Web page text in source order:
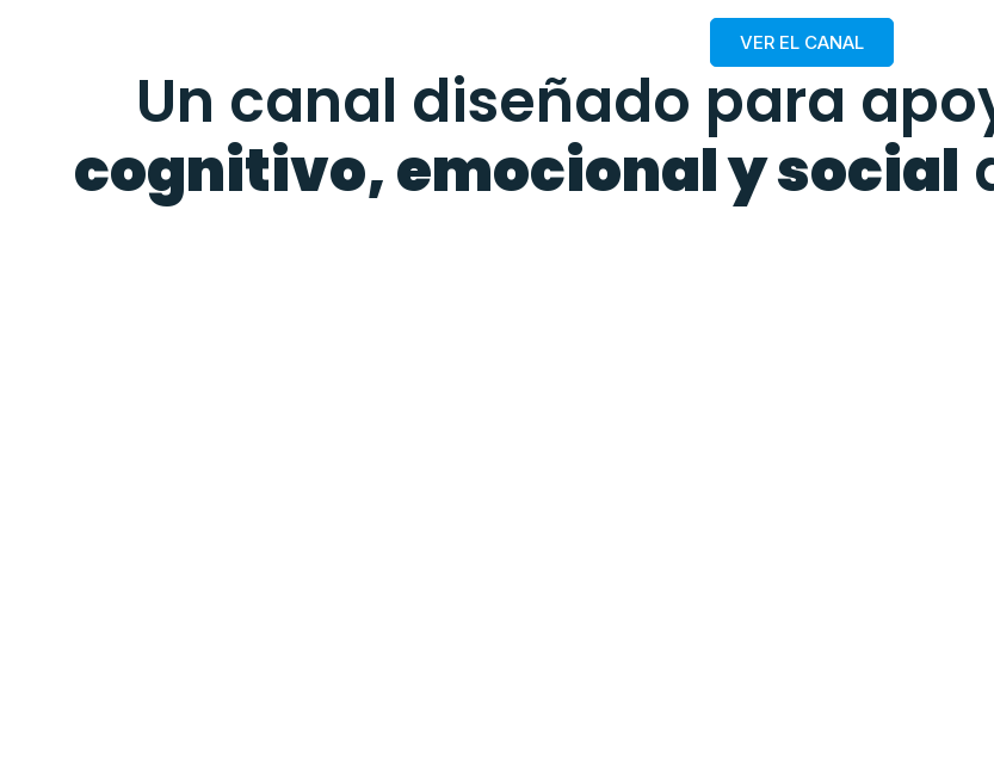
VER EL CANAL
Un canal diseñado para
cognitivo, emocional y social